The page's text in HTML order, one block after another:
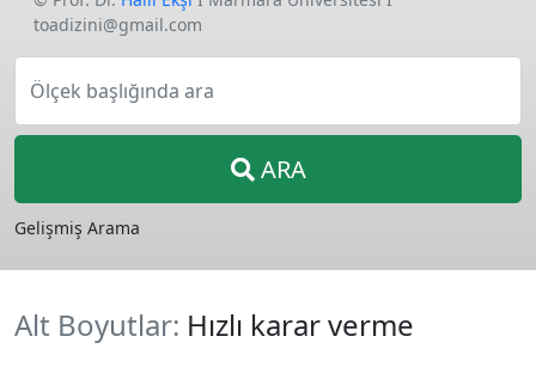
toadizini@gmail.com
Ölçek başlığında ara
ARA
Gelişmiş Arama
Alt Boyutlar: Hızlı karar verme